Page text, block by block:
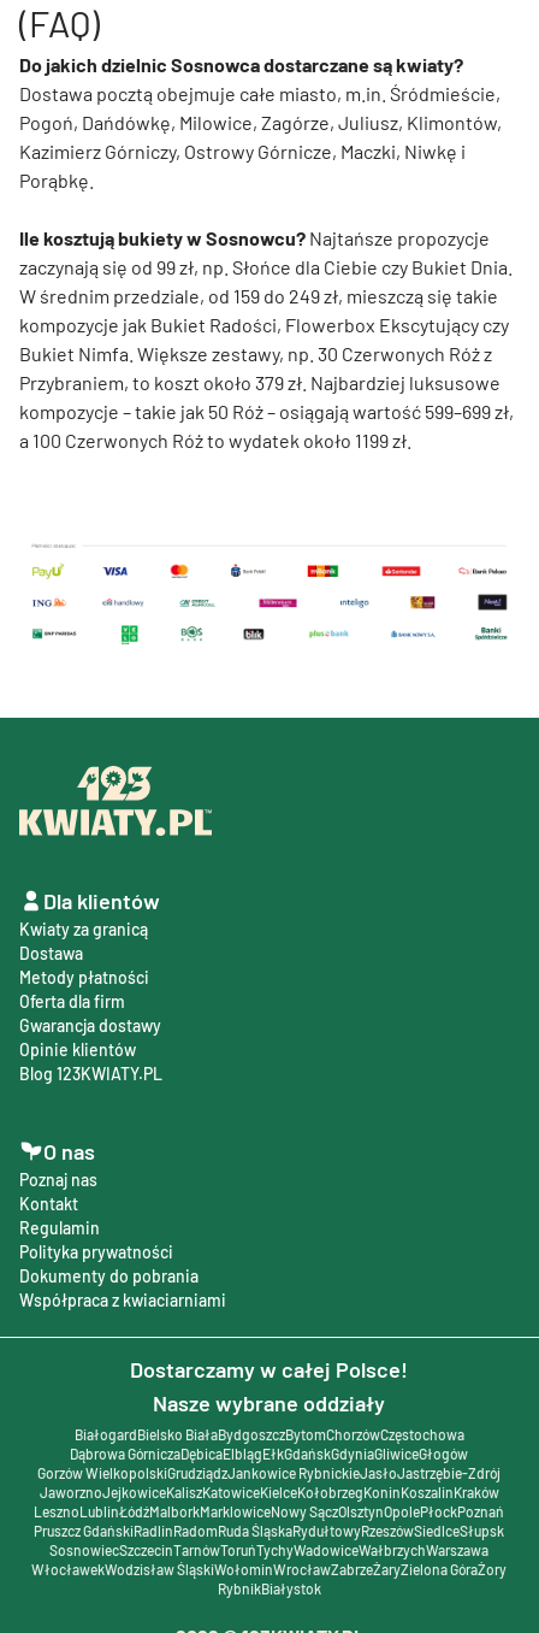
(FAQ)
Do jakich dzielnic Sosnowca dostarczane są kwiaty?
Dostawa pocztą obejmuje całe miasto, m.in. Śródmieście,
Pogoń, Dańdówkę, Milowice, Zagórze, Juliusz, Klimontów,
Kazimierz Górniczy, Ostrowy Górnicze, Maczki, Niwkę i
Porąbkę.
Ile kosztują bukiety w Sosnowcu? Najtańsze propozycje
zaczynają się od 99 zł, np. Słońce dla Ciebie czy Bukiet Dnia.
W średnim przedziale, od 159 do 249 zł, mieszczą się takie
kompozycje jak Bukiet Radości, Flowerbox Ekscytujący czy
Bukiet Nimfa. Większe zestawy, np. 30 Czerwonych Róż z
Przybraniem, to koszt około 379 zł. Najbardziej luksusowe
kompozycje – takie jak 50 Róż – osiągają wartość 599–699 zł,
a 100 Czerwonych Róż to wydatek około 1199 zł.
Dla klientów
Kwiaty za granicą
Dostawa
Metody płatności
Oferta dla firm
Gwarancja dostawy
Opinie klientów
Blog 123KWIATY.PL
O nas
Poznaj nas
Kontakt
Regulamin
Polityka prywatności
Dokumenty do pobrania
Współpraca z kwiaciarniami
Dostarczamy w całej Polsce!
Nasze wybrane oddziały
BiałogardBielsko BiałaBydgoszczBytomChorzówCzęstochowa
Dąbrowa GórniczaDębicaElblągEłkGdańskGdyniaGliwiceGłogów
Gorzów WielkopolskiGrudziądzJankowice RybnickieJasłoJastrzębie-Zdrój
JaworznoJejkowiceKaliszKatowiceKielceKołobrzegKoninKoszalinKraków
LesznoLublinŁódźMalborkMarklowiceNowy SączOlsztynOpolePłockPoznań
Pruszcz GdańskiRadlinRadomRuda ŚląskaRydułtowyRzeszówSiedlceSłupsk
SosnowiecSzczecinTarnówToruńTychyWadowiceWałbrzychWarszawa
WłocławekWodzisław ŚląskiWołominWrocławZabrzeŻaryZielona GóraŻory
RybnikBiałystok